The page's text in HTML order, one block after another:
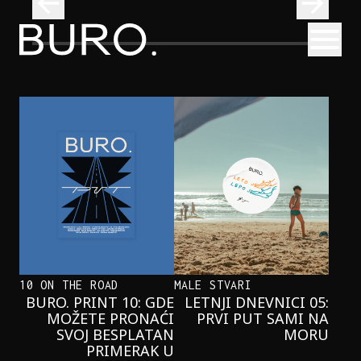
BURO.
NAJČISTIJA KUPALIŠTA U SRBIJI KOJA
POSEĆUJEMO OVOG LETA
10 ON THE ROAD
BURO. PRINT 10: GDE
MOŽETE PRONAĆI
SVOJ BESPLATAN
PRIMERAK U
MALE STVARI
LETNJI DNEVNICI 05:
PRVI PUT SAMI NA
MORU